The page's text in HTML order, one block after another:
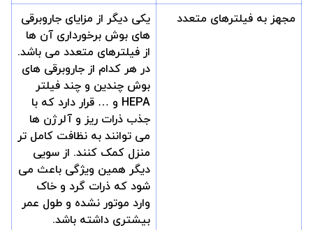
مجهز به فیلترهای متعدد
یکی دیگر از مزایای جاروبرقی
های بوش برخورداری آن ها
از فیلترهای متعدد می باشد.
در هر کدام از جاروبرقی های
بوش چندین و چند فیلتر
HEPA و … قرار دارد که با
جذب ذرات ریز و آلرژن ها
می توانند به نظافت کامل تر
منزل کمک کنند. از سویی
دیگر همین ویژگی باعث می
شود که ذرات گرد و خاک
وارد موتور نشده و طول عمر
بیشتری داشته باشد.